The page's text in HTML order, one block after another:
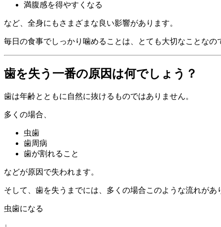
満腹感を得やすくなる
など、全身にもさまざまな良い影響があります。
毎日の食事でしっかり噛めることは、とても大切なことなの
歯を失う一番の原因は何でしょう？
歯は年齢とともに自然に抜けるものではありません。
多くの場合、
虫歯
歯周病
歯が割れること
などが原因で失われます。
そして、歯を失うまでには、多くの場合このような流れがあ
虫歯になる